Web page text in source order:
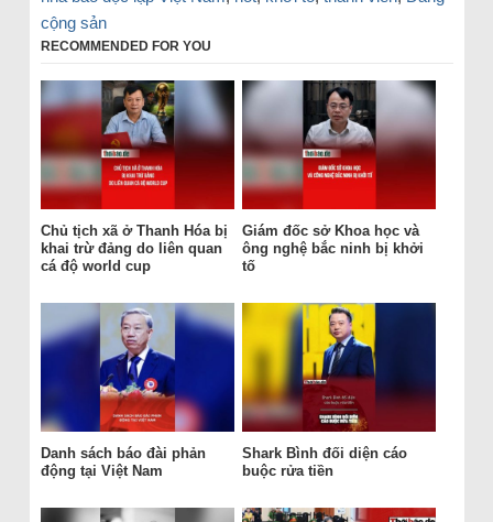
cộng sản
RECOMMENDED FOR YOU
Chủ tịch xã ở Thanh Hóa bị
khai trừ đảng do liên quan
cá độ world cup
Giám đốc sở Khoa học và
ông nghệ bắc ninh bị khởi
tố
Danh sách báo đài phản
động tại Việt Nam
Shark Bình đối diện cáo
buộc rửa tiền